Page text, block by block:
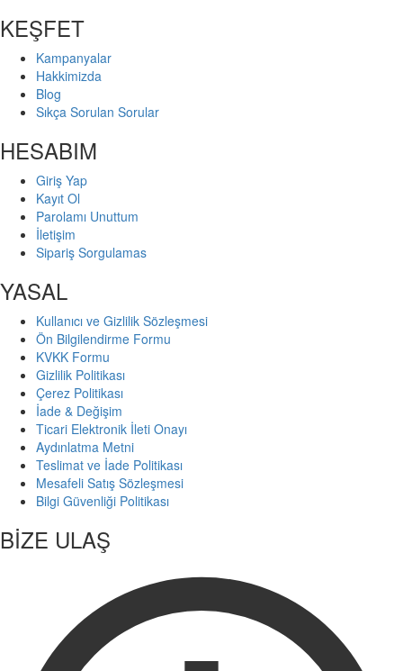
KEŞFET
Kampanyalar
Hakkimizda
Blog
Sıkça Sorulan Sorular
HESABIM
Giriş Yap
Kayıt Ol
Parolamı Unuttum
İletişim
Sipariş Sorgulamas
YASAL
Kullanıcı ve Gizlilik Sözleşmesi
Ön Bilgilendirme Formu
KVKK Formu
Gizlilik Politikası
Çerez Politikası
İade & Değişim
Ticari Elektronik İleti Onayı
Aydınlatma Metni
Teslimat ve İade Politikası
Mesafeli Satış Sözleşmesi
Bilgi Güvenliği Politikası
BİZE ULAŞ